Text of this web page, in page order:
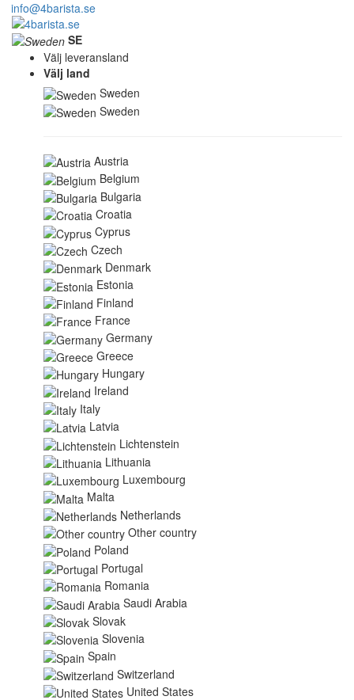
info@4barista.se
SE
Välj leveransland
Välj land
Sweden
Sweden
Austria
Belgium
Bulgaria
Croatia
Cyprus
Czech
Denmark
Estonia
Finland
France
Germany
Greece
Hungary
Ireland
Italy
Latvia
Lichtenstein
Lithuania
Luxembourg
Malta
Netherlands
Other country
Poland
Portugal
Romania
Saudi Arabia
Slovak
Slovenia
Spain
Switzerland
United States